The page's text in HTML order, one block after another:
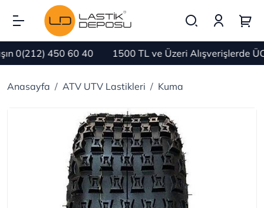
0(212) 450 60 40 1500 TL ve Üzeri Alışverişlerde
Anasayfa ATV UTV Lastikleri Kuma